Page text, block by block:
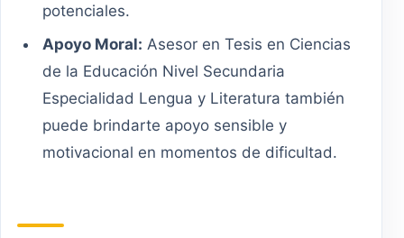
potenciales.
Apoyo Moral: Asesor en Tesis en Ciencias
de la Educación Nivel Secundaria
Especialidad Lengua y Literatura también
puede brindarte apoyo sensible y
motivacional en momentos de dificultad.